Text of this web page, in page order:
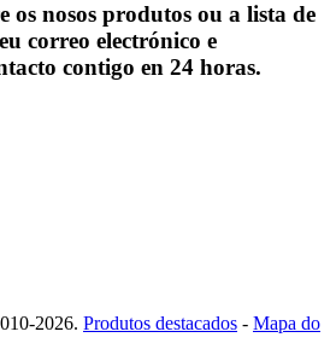
os nosos produtos ou a lista de
correo electrónico e
contigo en 24 horas.
2026. Produtos destacados - Mapa do